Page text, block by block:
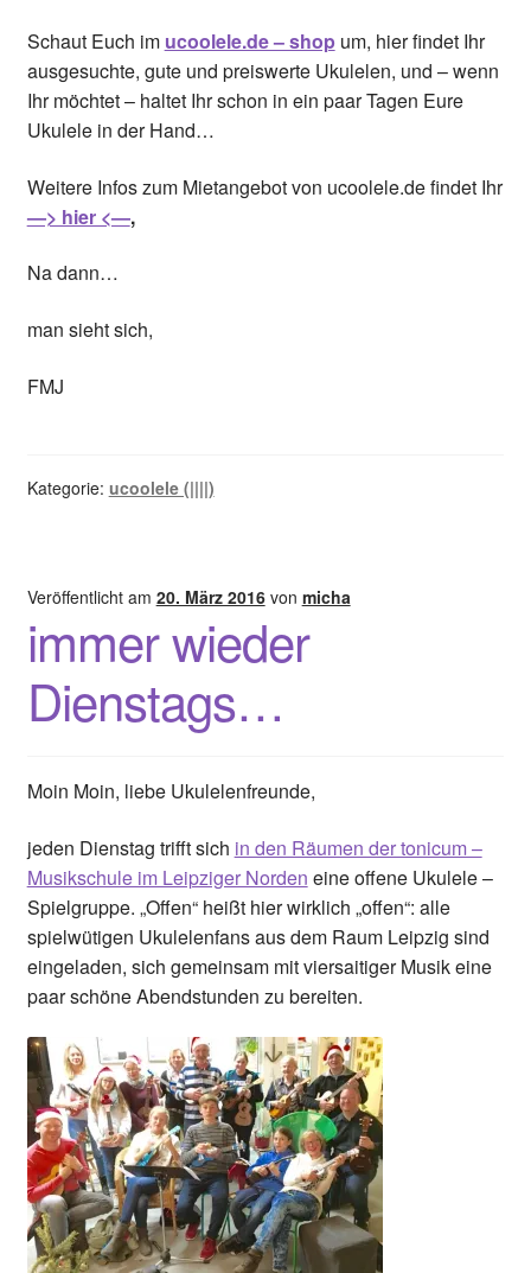
Schaut Euch im ucoolele.de – shopum, hier findet Ihr
ausgesuchte, gute und preiswerte Ukulelen, und – wenn
Ihr möchtet – haltet Ihr schon in ein paar Tagen Eure
Ukulele in der Hand…
Weitere Infos zum Mietangebot von ucoolele.de findet Ihr
—> hier <—,
Na dann…
man sieht sich,
FMJ
Kategorie: ucoolele (||||)
Veröffentlicht am 20. März 2016 von micha
immer wieder
Dienstags…
Moin Moin, liebe Ukulelenfreunde,
jeden Dienstag trifft sich in den Räumen der tonicum –
Musikschule im Leipziger Norden eine offene Ukulele –
Spielgruppe. „Offen“ heißt hier wirklich „offen“: alle
spielwütigen Ukulelenfans aus dem Raum Leipzig sind
eingeladen, sich gemeinsam mit viersaitiger Musik eine
paar schöne Abendstunden zu bereiten.